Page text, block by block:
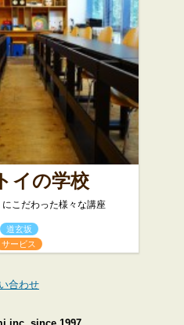
イの学校
こだわった様々な講座
道玄坂
サービス
合わせ